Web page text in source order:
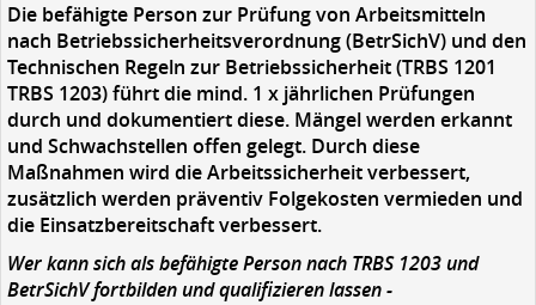
Die befähigte Person zur Prüfung von Arbeitsmitteln
nach Betriebssicherheitsverordnung (BetrSichV) und den
Technischen Regeln zur Betriebssicherheit (TRBS 1201
TRBS 1203) führt die mind. 1 x jährlichen Prüfungen
durch und dokumentiert diese. Mängel werden erkannt
und Schwachstellen offen gelegt. Durch diese
Maßnahmen wird die Arbeitssicherheit verbessert,
zusätzlich werden präventiv Folgekosten vermieden und
die Einsatzbereitschaft verbessert.
Wer kann sich als befähigte Person nach TRBS 1203 und
BetrSichV fortbilden und qualifizieren lassen -